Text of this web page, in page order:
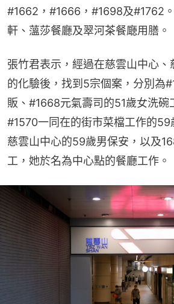
#1662，#1666，#1698及#1762
軒、薀莎餐廳及翠河茶餐廰用膳。
張竹君表示，經過在慈雲山中心、
的化驗後，找到5宗個案，分別為
販、#1668元氣壽司的51歲女洗碗
#1570一同在的街市菜檔工作的
慈雲山中心的59歲男保安，以及
工，她於名為中心點的餐廳工作。